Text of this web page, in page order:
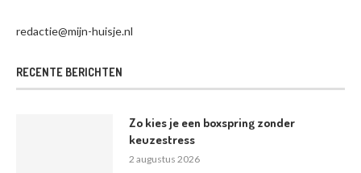
redactie@mijn-huisje.nl
RECENTE BERICHTEN
Zo kies je een boxspring zonder
keuzestress
2 augustus 2026